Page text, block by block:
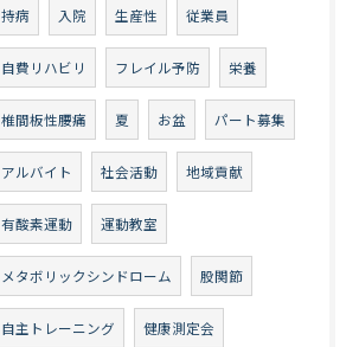
持病 入院 生産性 従業員
自費リハビリ フレイル予防 栄養
椎間板性腰痛 夏 お盆 パート募集
アルバイト 社会活動 地域貢献
有酸素運動 運動教室
メタボリックシンドローム 股関節
自主トレーニング 健康測定会